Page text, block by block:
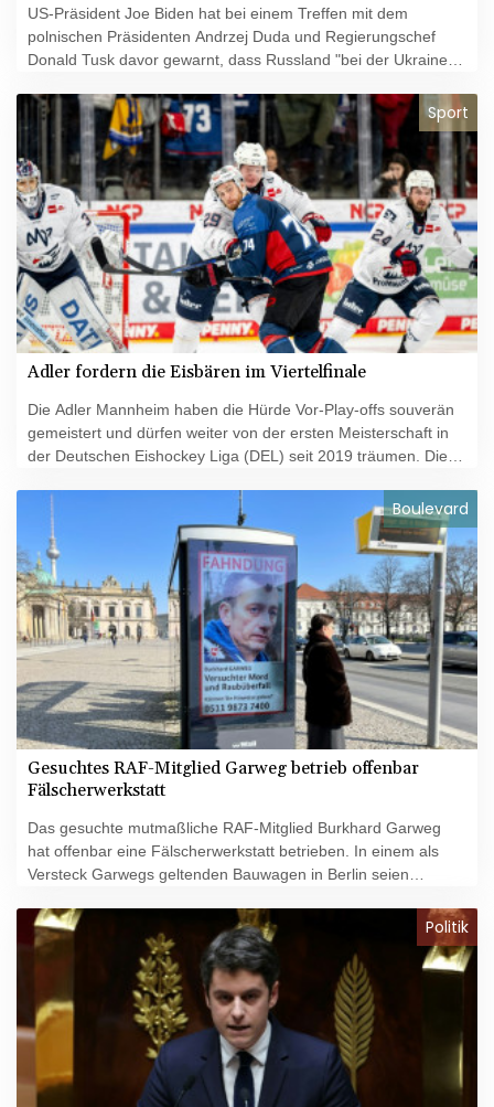
US-Präsident Joe Biden hat bei einem Treffen mit dem
polnischen Präsidenten Andrzej Duda und Regierungschef
Donald Tusk davor gewarnt, dass Russland "bei der Ukraine
Russland bei der Ukraine nicht aufhören", sagte Biden am
Dienstag in Washington. Der russische Präsident Wladimir
Putin werde "weitermachen und Europa, die Vereinigten
Staaten und die gesamte freie Welt in Gefahr bringen".
Sport
Adler fordern die Eisbären im Viertelfinale
Die Adler Mannheim haben die Hürde Vor-Play-offs souverän
gemeistert und dürfen weiter von der ersten Meisterschaft in
der Deutschen Eishockey Liga (DEL) seit 2019 träumen. Die
(1:1, 2:0, 3:2) durch und holten damit den entscheidenden
zweiten Sieg in dieser Serie. Nun fordern die Adler im
Viertelfinale der Play-offs die Eisbären Berlin, die die
Hauptrunde auf Platz zwei beendet hatten.
Boulevard
Gesuchtes RAF-Mitglied Garweg betrieb offenbar
Fälscherwerkstatt
Das gesuchte mutmaßliche RAF-Mitglied Burkhard Garweg
hat offenbar eine Fälscherwerkstatt betrieben. In einem als
Versteck Garwegs geltenden Bauwagen in Berlin seien
gefälscht werden können, sagte der Chef des die Ermittlungen
leitenden niedersächsischen Landeskriminalamtes, Friedo de
Vries, der Wochenzeitung "Zeit". Die Geräte und Werkzeuge
seien beschlagnahmt worden und würden aktuell ausgewertet.
Politik